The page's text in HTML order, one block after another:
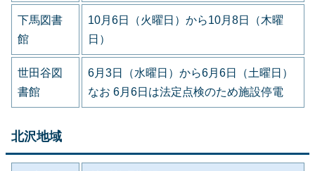
下馬図書
館
10月6日（火曜日）から10月8日（木曜
日）
世田谷図
書館
6月3日（水曜日）から6月6日（土曜日）
なお 6月6日は法定点検のため施設停電
北沢地域